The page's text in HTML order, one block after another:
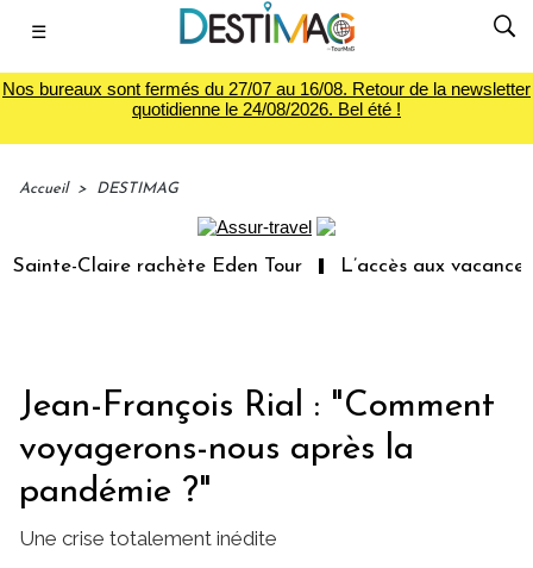
☰
Nos bureaux sont fermés du 27/07 au 16/08. Retour de la newsletter
quotidienne le 24/08/2026. Bel été !
Accueil > DESTIMAG
Claire rachète Eden Tour L’accès aux vacances
Jean-François Rial : "Comment
voyagerons-nous après la
pandémie ?"
Une crise totalement inédite